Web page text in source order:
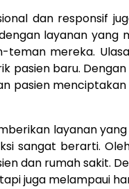
dan responsif
layanan
mereka.
pasien baru.
pasien
layanan
sangat berarti.
dan rumah sakit.
juga melampaui